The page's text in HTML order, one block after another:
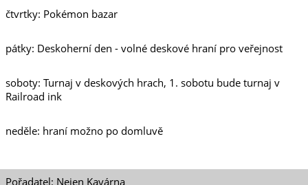
čtvrtky: Pokémon bazar
pátky: Deskoherní den - volné deskové hraní pro veřejnost
soboty: Turnaj v deskových hrach, 1. sobotu bude turnaj v
Railroad ink
neděle: hraní možno po domluvě
Pořadatel: Nejen Kavárna